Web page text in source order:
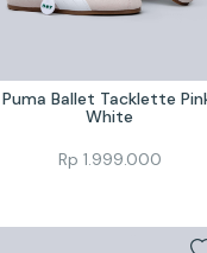
Puma Ballet Tacklette
White
Rp 1.999.000